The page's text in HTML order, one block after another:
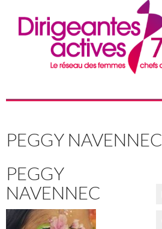
AU
PRINCIPAL
PEGGY NAVENNEC
PEGGY
NAVENNEC